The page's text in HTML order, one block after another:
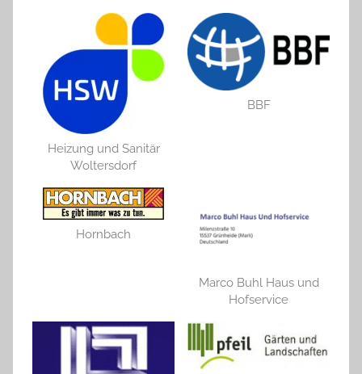
Heizung und Sanitär
Woltersdorf
BBF
Hornbach
Marco Buhl Haus und
Hofservice